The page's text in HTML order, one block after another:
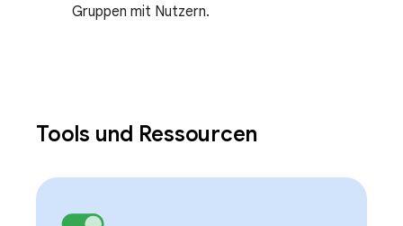
Gruppen mit Nutzern.
Tools und Ressourcen